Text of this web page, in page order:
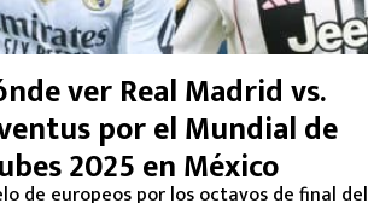
ver Real Madrid vs.
por el Mundial de
2025 en México
de europeos por los octavos de final del